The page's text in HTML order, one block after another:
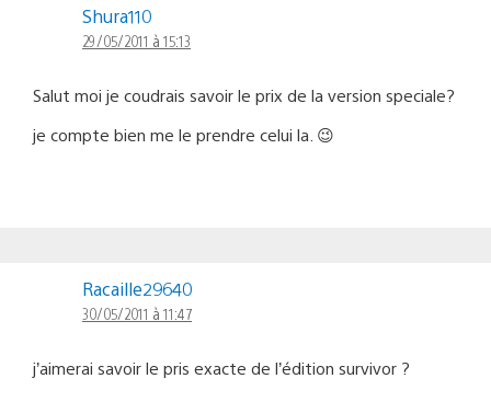
Shura110
29/05/2011 à 15:13
Salut moi je coudrais savoir le prix de la version speciale?
je compte bien me le prendre celui la. 😉
Racaille29640
30/05/2011 à 11:47
j’aimerai savoir le pris exacte de l’édition survivor ?